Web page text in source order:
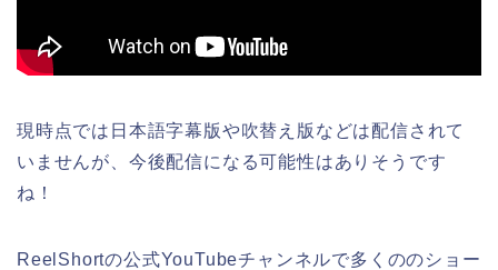
現時点では日本語字幕版や吹替え版などは配信されて
いませんが、今後配信になる可能性はありそうです
ね！
ReelShortの公式YouTubeチャンネルで多くののショー